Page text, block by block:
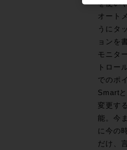
を使い
オート
うにタ
ョンを
モニタ
トロー
でのポ
Smart
変更す
能。今
に今の
だけ、